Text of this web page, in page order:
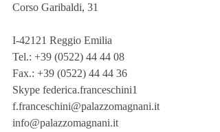
Corso Garibaldi, 31
I-42121 Reggio Emilia
Tel.: +39 (0522) 44 44 08
Fax.: +39 (0522) 44 44 36
Skype federica.franceschini1
f.franceschini@palazzomagnani.it
info@palazzomagnani.it